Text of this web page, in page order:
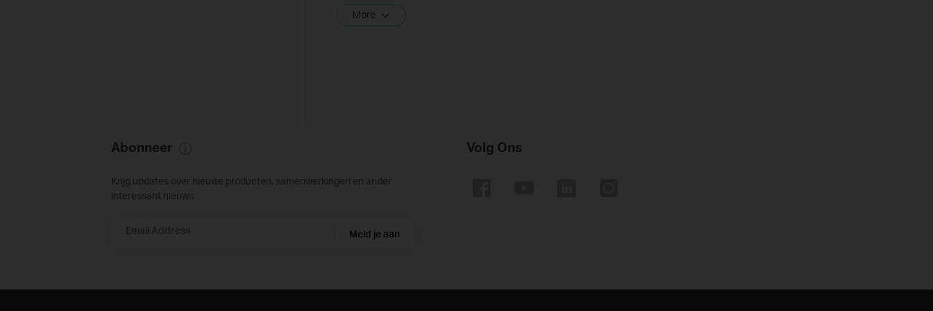
More
Abonneer
Krijg updates over nieuwe producten, samenwerkingen en ander
interessant nieuws
Email Address Meld je aan
Volg Ons